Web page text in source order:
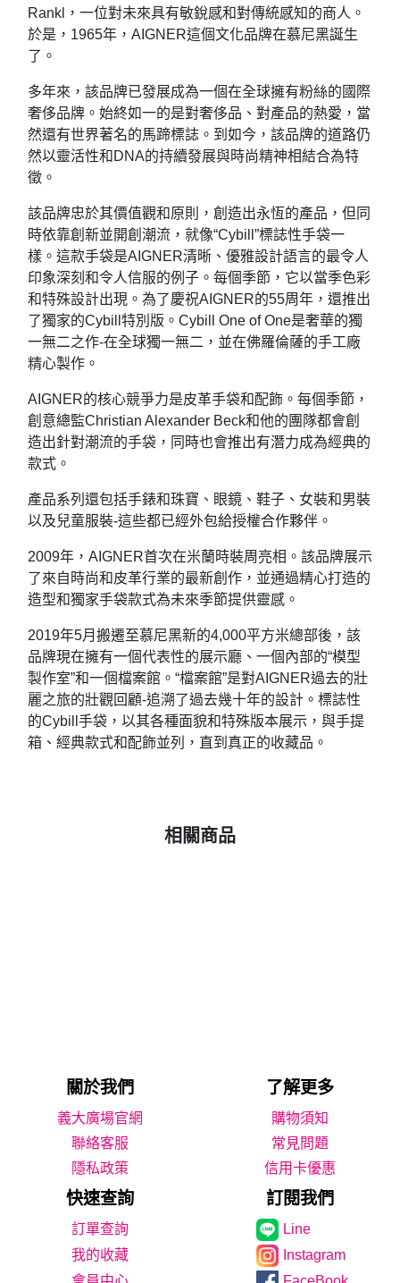
Rankl，一位對未來具有敏銳感和對傳統感知的商人。
於是，1965年，AIGNER這個文化品牌在慕尼黑誕生
了。
多年來，該品牌已發展成為一個在全球擁有粉絲的國際
奢侈品牌。始終如一的是對奢侈品、對產品的熱愛，當
然還有世界著名的馬蹄標誌。到如今，該品牌的道路仍
然以靈活性和DNA的持續發展與時尚精神相結合為特
徵。
該品牌忠於其價值觀和原則，創造出永恆的產品，但同
時依靠創新並開創潮流，就像“Cybill”標誌性手袋一
樣。這款手袋是AIGNER清晰、優雅設計語言的最令人
印象深刻和令人信服的例子。每個季節，它以當季色彩
和特殊設計出現。為了慶祝AIGNER的55周年，還推出
了獨家的Cybill特別版。Cybill One of One是奢華的獨
一無二之作-在全球獨一無二，並在佛羅倫薩的手工廠
精心製作。
AIGNER的核心競爭力是皮革手袋和配飾。每個季節，
創意總監Christian Alexander Beck和他的團隊都會創
造出針對潮流的手袋，同時也會推出有潛力成為經典的
款式。
產品系列還包括手錶和珠寶、眼鏡、鞋子、女裝和男裝
以及兒童服裝-這些都已經外包給授權合作夥伴。
2009年，AIGNER首次在米蘭時裝周亮相。該品牌展示
了來自時尚和皮革行業的最新創作，並通過精心打造的
造型和獨家手袋款式為未來季節提供靈感。
2019年5月搬遷至慕尼黑新的4,000平方米總部後，該
品牌現在擁有一個代表性的展示廳、一個內部的“模型
製作室”和一個檔案館。“檔案館”是對AIGNER過去的壯
麗之旅的壯觀回顧-追溯了過去幾十年的設計。標誌性
的Cybill手袋，以其各種面貌和特殊版本展示，與手提
箱、經典款式和配飾並列，直到真正的收藏品。
相關商品
關於我們 了解更多
義大廣場官網
購物須知
聯絡客服
常見問題
隱私政策
信用卡優惠
快速查詢 訂閱我們
Line
我的收藏
Instagram